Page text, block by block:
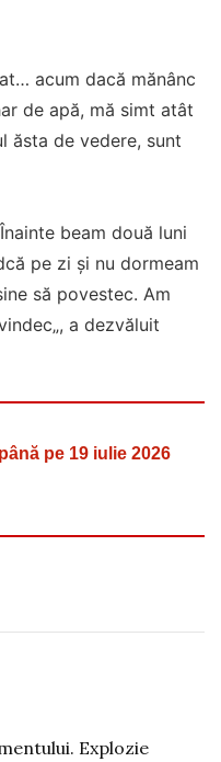
acum dacă mănânc
de apă, mă simt atât
ăsta de vedere, sunt
beam două luni
pe zi și nu dormeam
să povestec. Am
a dezvăluit
pe 19 iulie 2026
Explozie